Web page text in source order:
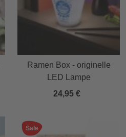
Ramen Box - originelle
LED Lampe
24,95 €
Sale